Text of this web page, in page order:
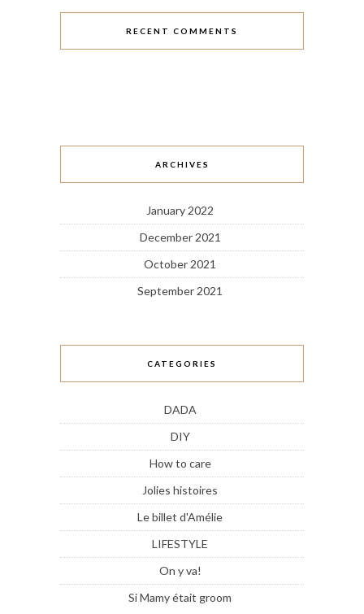
RECENT COMMENTS
ARCHIVES
January 2022
December 2021
October 2021
September 2021
CATEGORIES
DADA
DIY
How to care
Jolies histoires
Le billet d'Amélie
LIFESTYLE
On y va!
Si Mamy était groom